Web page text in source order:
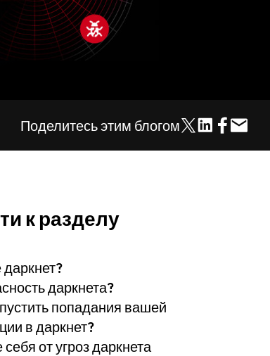
Поделитесь этим блогом
к разделу
даркнет?
даркнета?
попадания вашей
в даркнет?
от угроз даркнета